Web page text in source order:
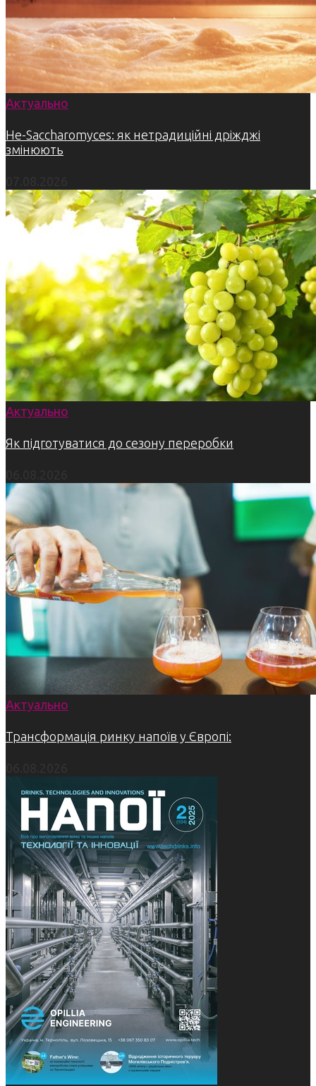
Актуально
Не-Saccharomyces: як нетрадиційні дріжджі
змінюють
Актуально
Як підготуватися до сезону переробки
Актуально
Трансформація ринку напоїв у Європі: